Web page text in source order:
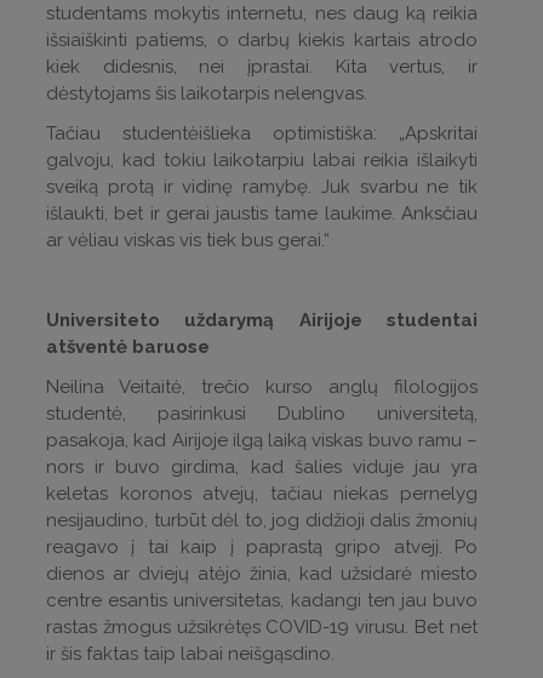
studentams mokytis internetu, nes daug ką reikia
išsiaiškinti patiems, o darbų kiekis kartais atrodo
kiek didesnis, nei įprastai. Kita vertus, ir
dėstytojams šis laikotarpis nelengvas.
Tačiau studentėišlieka optimistiška: „Apskritai
galvoju, kad tokiu laikotarpiu labai reikia išlaikyti
sveiką protą ir vidinę ramybę. Juk svarbu ne tik
išlaukti, bet ir gerai jaustis tame laukime. Anksčiau
ar vėliau viskas vis tiek bus gerai.“
Universiteto uždarymą Airijoje studentai
atšventė baruose
Neilina Veitaitė, trečio kurso anglų filologijos
studentė, pasirinkusi Dublino universitetą,
pasakoja, kad Airijoje ilgą laiką viskas buvo ramu –
nors ir buvo girdima, kad šalies viduje jau yra
keletas koronos atvejų, tačiau niekas pernelyg
nesijaudino, turbūt dėl to, jog didžioji dalis žmonių
reagavo į tai kaip į paprastą gripo atvejį. Po
dienos ar dviejų atėjo žinia, kad užsidarė miesto
centre esantis universitetas, kadangi ten jau buvo
rastas žmogus užsikrėtęs COVID-19 virusu. Bet net
ir šis faktas taip labai neišgąsdino.